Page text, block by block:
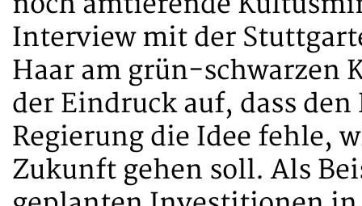
Interview mit der
Haar am grün-schwarzen
der Eindruck auf, dass
Regierung die Idee fehle,
Zukunft gehen soll. Als